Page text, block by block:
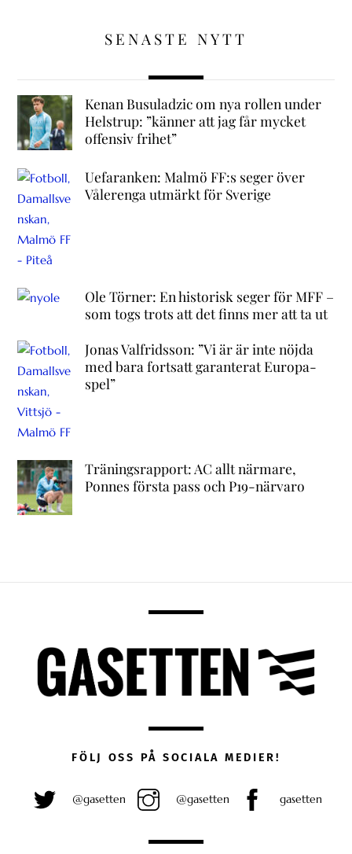
SENASTE NYTT
Kenan Busuladzic om nya rollen under
Helstrup: ”känner att jag får mycket
offensiv frihet”
Uefaranken: Malmö FF:s seger över
Vålerenga utmärkt för Sverige
Ole Törner: En historisk seger för MFF –
som togs trots att det finns mer att ta ut
Jonas Valfridsson: ”Vi är är inte nöjda
med bara fortsatt garanterat Europa-
spel”
Träningsrapport: AC allt närmare,
Ponnes första pass och P19-närvaro
FÖLJ OSS PÅ SOCIALA MEDIER!
@gasetten @gasetten gasetten